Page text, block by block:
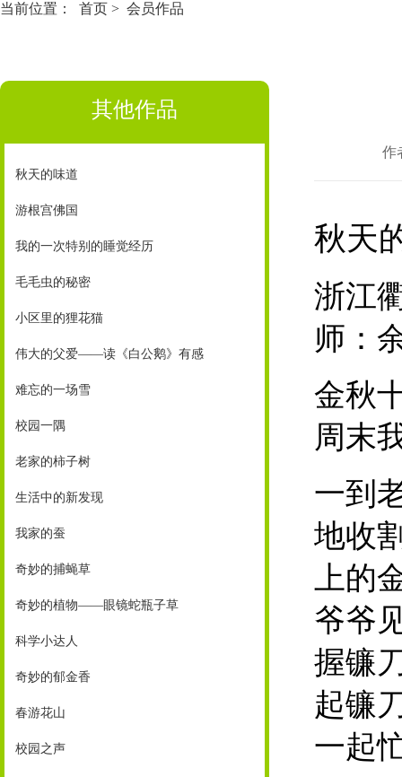
当前位置： 首页 > 会员作品
其他作品
秋天的味道
游根宫佛国
我的一次特别的睡觉经历
毛毛虫的秘密
小区里的狸花猫
伟大的父爱——读《白公鹅》有感
难忘的一场雪
校园一隅
老家的柿子树
生活中的新发现
我家的蚕
奇妙的捕蝇草
奇妙的植物——眼镜蛇瓶子草
科学小达人
奇妙的郁金香
春游花山
校园之声
作
秋天
浙江
师：
金秋
周末
一到
地收
上的
爷爷
握镰
起镰
一起